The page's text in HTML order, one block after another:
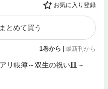
お気に入り登録
とめて買う
1巻から | 最新刊から
リ帳簿～双生の祝い皿～